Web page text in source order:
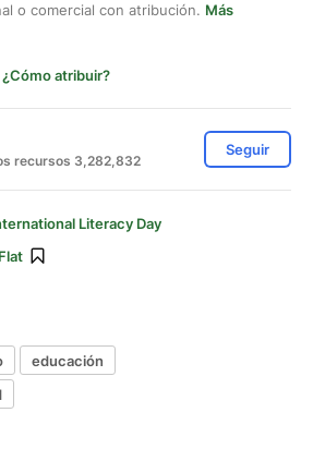
o comercial con atribución. Más
¿Cómo atribuir?
recursos 3,282,832
Seguir
Literacy Day
educación